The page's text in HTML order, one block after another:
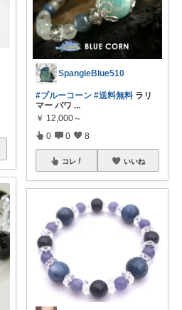
SpangleBlue510
#ブルーコーン #送料無料 ラリ
マー パワ ...
￥ 12,000～
0 0 8
コレ いいね